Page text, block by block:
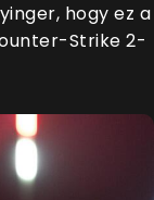
hogy ez a
Strike 2-